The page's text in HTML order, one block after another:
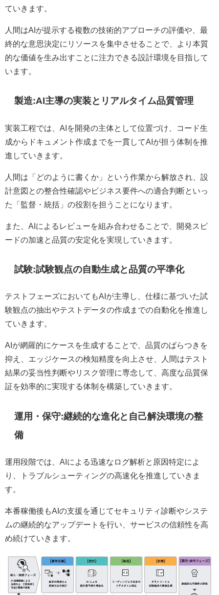
ていきます。
人間はAIが提示する複数の技術的アプローチの評価や、最
終的な意思決定にリソースを集中させることで、より本質
的な価値を生み出すことに注力できる設計環境を目指して
います。
製造:AI主導の実装とリアルタイム品質管理
実装工程では、AIを開発の主体として位置づけ、コード生
成からドキュメント作成までを一貫してAIが担う体制を推
進していきます。
人間は「どのように書くか」という作業から解放され、設
計意図との整合性確認やビジネス要件への適合判断といっ
た「監督・統括」の役割を担うことになります。
また、AIによるレビューを組み合わせることで、開発スピ
ードの加速と品質の安定化を実現していきます。
試験:試験観点の自動生成と品質の平準化
テストフェーズにおいてもAIが主導し、仕様に基づいた試
験観点の抽出やテストデータの作成までの自動化を推進し
ていきます。
AIが網羅的にケースを生成することで、品質のばらつきを
抑え、エッジケースの検知精度を向上させ、人間はテスト
結果の妥当性判断やリスク管理に専念して、高度な品質保
証を効率的に実現する体制を構築していきます。
運用・保守:継続的な進化と自己解決環境の整
備
運用段階では、AIによる迅速なログ解析と原因特定によ
り、トラブルシューティングの高速化を推進していきま
す。
本番稼働後もAIの支援を通じてセキュリティ診断やシステ
ムの継続的なアップデートを行い、サービスの信頼性を高
め続けていきます。